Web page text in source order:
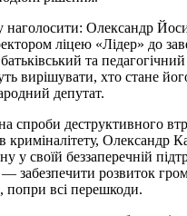
наголосити: Олександр
ліцею «Лідер» до
та
вирішувати, хто стане
депутат.
спроби деструктивного
криміналітету, Олександр
у своїй беззаперечній
забезпечити розвиток
попри всі перешкоди.